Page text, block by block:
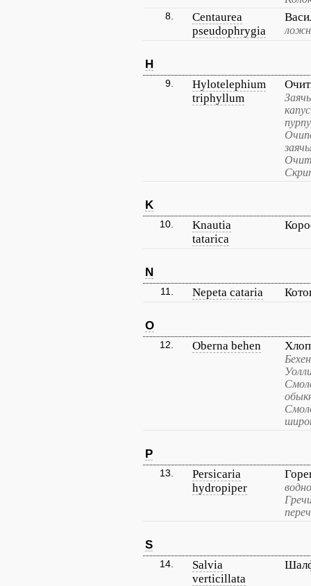
8.
Centaurea
pseudophrygia
H
9.
Hylotelephium
triphyllum
K
10.
Knautia
tatarica
N
11. Nepeta cataria
O
12. Oberna behen
P
13.
Persicaria
hydropiper
S
14.
Salvia
verticillata